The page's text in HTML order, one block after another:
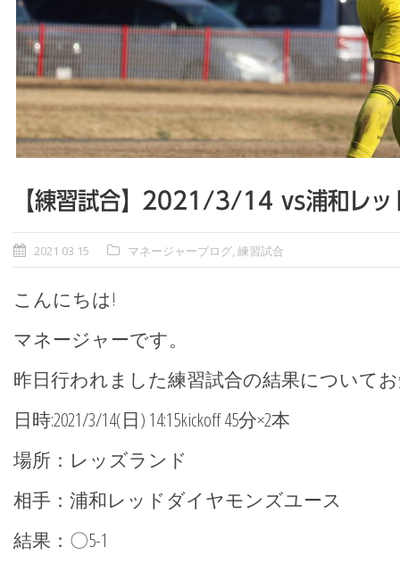
【練習試合】2021/3/14 vs浦和レッ
2021 03 15 マネージャーブログ, 練習試合
こんにちは!
マネージャーです。
昨日行われました練習試合の結果について
日時:2021/3/14(日) 14:15kickoff 45分×2本
場所：レッズランド
相手：浦和レッドダイヤモンズユース
結果：〇5-1